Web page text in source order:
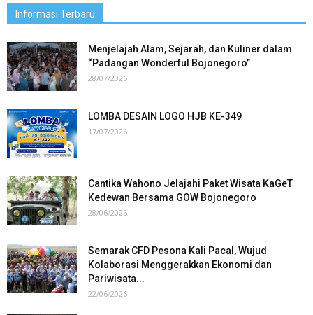
Informasi Terbaru
Menjelajah Alam, Sejarah, dan Kuliner dalam
“Padangan Wonderful Bojonegoro”
28/07/2026
LOMBA DESAIN LOGO HJB KE-349
17/07/2026
Cantika Wahono Jelajahi Paket Wisata KaGeT
Kedewan Bersama GOW Bojonegoro
28/06/2026
Semarak CFD Pesona Kali Pacal, Wujud
Kolaborasi Menggerakkan Ekonomi dan
Pariwisata...
22/06/2026